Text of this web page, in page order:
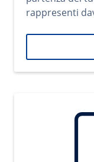
rappresenti